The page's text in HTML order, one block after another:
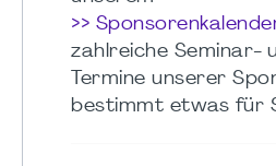
>>
zahlreiche Seminar-
Termine unserer
bestimmt etwas für